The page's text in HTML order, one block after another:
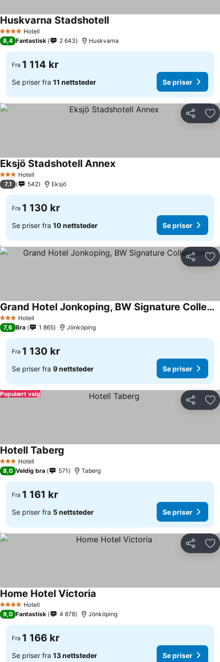
4 StjernerHotell
Huskvarna StadshotellSe priser
8,4 Fantastisk 2 643 Huskvarna
Fra 1 114 kr
Se priser fra 11 nettsteder Se priser
Del
3 StjernerHotell
Eksjö Stadshotell AnnexSe priser
7,1 542 Eksjö
Fra 1 130 kr
Se priser fra 10 nettsteder Se priser
Del
3 StjernerHotell
Grand Hotel Jonkoping, BW Signature Collection
Se priser
7,6 Bra 1 865 Jönköping
Fra 1 130 kr
Se priser fra 9 nettsteder Se priser
Del
Populært valg
3 StjernerHotell
Hotell Taberg
8,0 Veldig bra 571 Taberg
Fra 1 161 kr
Se priser fra 5 nettsteder Se priser
Del
4 StjernerHotell
Home Hotel Victoria
9,0 Fantastisk 4 878 Jönköping
Fra 1 166 kr
Se priser fra 13 nettsteder Se priser